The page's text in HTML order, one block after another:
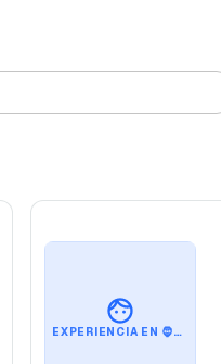
EXPERIENCIA EN 🧔CORTE Y AREGLO DE BARBA 🧔‍♂️ BIEN CHIDO 😎